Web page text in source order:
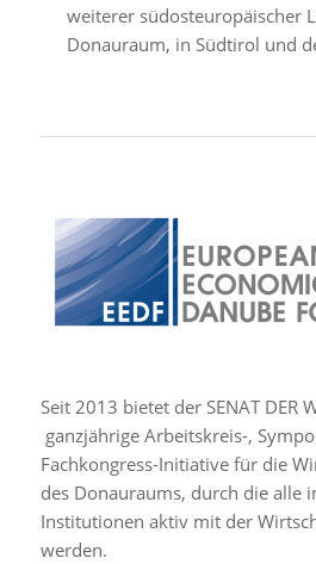
weiterer südosteuropäischer
Donauraum, in Südtirol und
Seit 2013 bietet der SENAT DER
ganzjährige Arbeitskreis-,
Fachkongress-Initiative für die
des Donauraums, durch die alle
Institutionen aktiv mit der
werden.